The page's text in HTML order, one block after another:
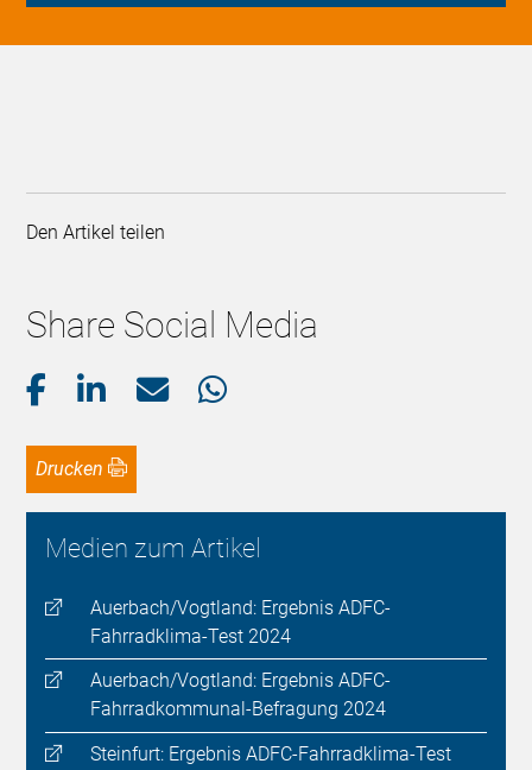
Den Artikel teilen
Share Social Media
Drucken
Medien zum Artikel
Auerbach/Vogtland: Ergebnis ADFC-
Fahrradklima-Test 2024
Auerbach/Vogtland: Ergebnis ADFC-
Fahrradkommunal-Befragung 2024
Steinfurt: Ergebnis ADFC-Fahrradklima-Test